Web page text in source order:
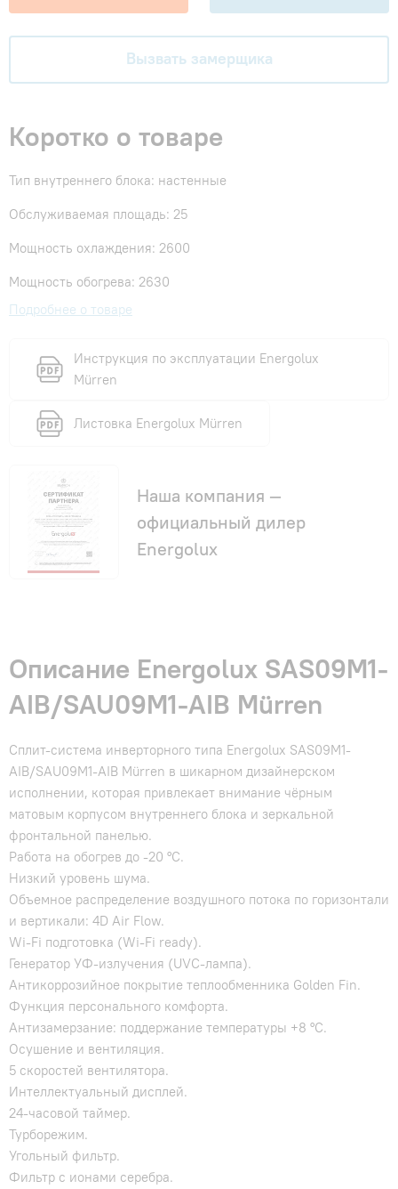
Вызвать замерщика
Коротко о товаре
Тип внутреннего блока: настенные
Обслуживаемая площадь: 25
Мощность охлаждения: 2600
Мощность обогрева: 2630
Подробнее о товаре
Инструкция по эксплуатации Energolux
Mürren
Листовка Energolux Mürren
Наша компания —
официальный дилер
Energolux
Описание Energolux SAS09M1-
AIB/SAU09M1-AIB Mürren
Сплит-система инверторного типа Energolux SAS09M1-
AIB/SAU09M1-AIB Mürren в шикарном дизайнерском
исполнении, которая привлекает внимание чёрным
матовым корпусом внутреннего блока и зеркальной
фронтальной панелью.
Работа на обогрев до -20 °C.
Низкий уровень шума.
Объемное распределение воздушного потока по горизонтали
и вертикали: 4D Air Flow.
Wi-Fi подготовка (Wi-Fi ready).
Генератор УФ-излучения (UVC-лампа).
Антикоррозийное покрытие теплообменника Golden Fin.
Функция персонального комфорта.
Антизамерзание: поддержание температуры +8 °C.
Осушение и вентиляция.
5 скоростей вентилятора.
Интеллектуальный дисплей.
24-часовой таймер.
Турборежим.
Угольный фильтр.
Фильтр с ионами серебра.